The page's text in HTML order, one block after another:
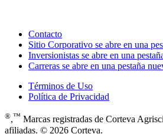
Contacto
Sitio Corporativo se abre en una
Inversionistas se abre en una
Carreras se abre en una pestaña
Términos de Uso
Política de Privacidad
®,™ Marcas registradas de Corteva
afiliadas. © 2026 Corteva.